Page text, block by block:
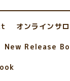
オンラインサ
New Release